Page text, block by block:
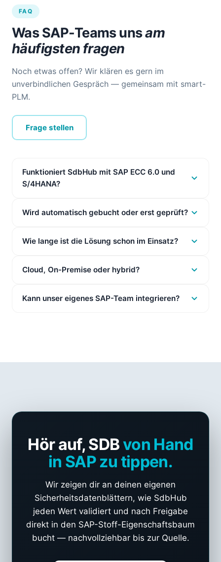
FAQ
Was SAP-Teams unsam
häufigsten fragen
Noch etwas offen? Wir klären es gern im
unverbindlichen Gespräch — gemeinsam mit smart-
PLM.
Frage stellen
Funktioniert SdbHub mit SAP ECC 6.0 und
S/4HANA?
Wird automatisch gebucht oder erst geprüft?
Wie lange ist die Lösung schon im Einsatz?
Cloud, On-Premise oder hybrid?
Kann unser eigenes SAP-Team integrieren?
Hör auf, SDBvon Hand
in SAP zu tippen.
Wir zeigen dir an deinen eigenen
Sicherheitsdatenblättern, wie SdbHub
jeden Wert validiert und nach Freigabe
direkt in den SAP-Stoff-Eigenschaftsbaum
bucht — nachvollziehbar bis zur Quelle.